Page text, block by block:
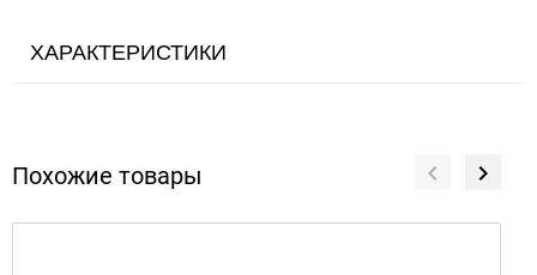
ХАРАКТЕРИСТИКИ
Похожие товары